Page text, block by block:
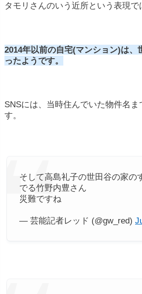
タモリさんのいう近所という表現で
2014年以前の自宅(マンション)は、
ったようです。
SNSには、当時住んでいた物件名ま
す。
そして高島礼子の世田谷の家の
でる竹野内豊さん
災難ですね
— 芸能記者レッド (@gw_red)